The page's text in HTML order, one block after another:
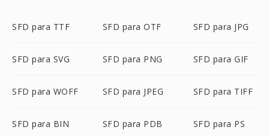
SFD para TTF SFD para OTF SFD para JPG
SFD para SVG SFD para PNG SFD para GIF
SFD para WOFF SFD para JPEG SFD para TIFF
SFD para BIN SFD para PDB SFD para PS